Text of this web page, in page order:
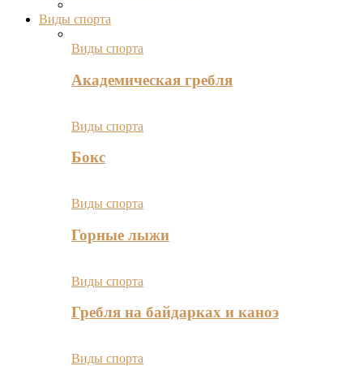
Виды спорта
Виды спорта
Академическая гребля
Виды спорта
Бокс
Виды спорта
Горные лыжи
Виды спорта
Гребля на байдарках и каноэ
Виды спорта